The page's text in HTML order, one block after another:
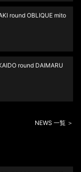
round OBLIQUE mito
round DAIMARU
NEWS 一覧 ＞